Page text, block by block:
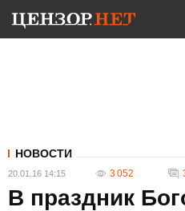
НОВОСТИ
20.01.16 14:15 3 052
В праздник